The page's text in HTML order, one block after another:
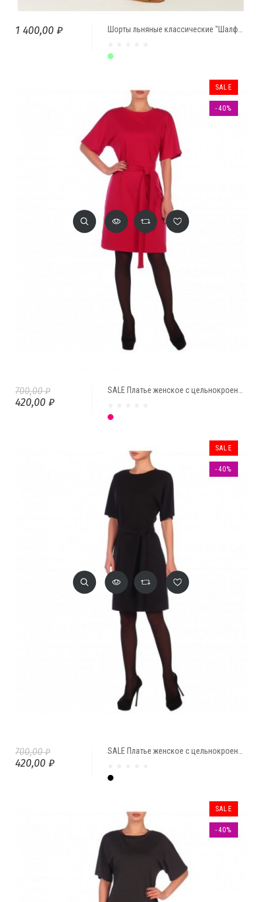
1 400,00 ₽
Шалфей
700,00 ₽
420,00 ₽
SALE
-40%
Малиновый
SALE Платье женское с цельнокроеными рукавами и поясом "Жаклин" от Comfi
700,00 ₽
420,00 ₽
SALE
-40%
Чёрный
SALE
-40%